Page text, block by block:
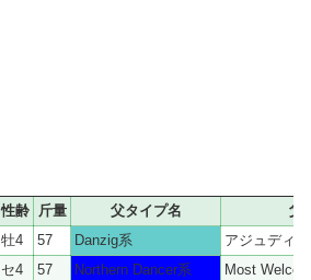
性齢 斤量 父タイプ名
父
牡4 57 Danzig系
アジュディ
セ4 57 Northern Dancer系
Most